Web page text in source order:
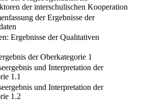
der interschulischen Kooperation
der Ergebnisse der
Ergebnisse der Qualitativen
der Oberkategorie 1
und Interpretation der
1.1
und Interpretation der
1.2